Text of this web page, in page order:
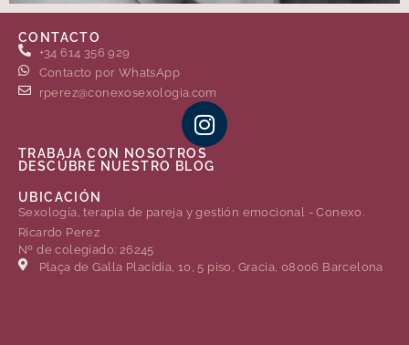
CONTACTO
+34 614 356 929
Contacto por WhatsApp
rperez@conexosexologia.com
TRABAJA CON NOSOTROS
DESCÚBRE NUESTRO BLOG
UBICACIÓN
Sexología, terapia de pareja y gestión emocional - Conexo.
Ricardo Perez
Nº de colegiado: 26245
Plaça de Gal·la Placídia, 10, 5 piso, Gracia, 08006 Barcelona